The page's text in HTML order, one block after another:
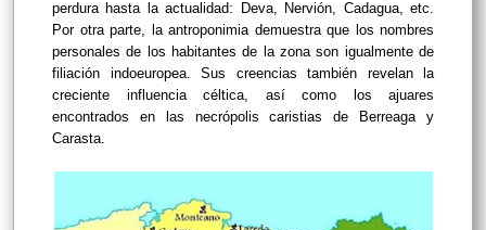
perdura hasta la actualidad: Deva, Nervión, Cadagua, etc.
Por otra parte, la antroponimia demuestra que los nombres
personales de los habitantes de la zona son igualmente de
filiación indoeuropea. Sus creencias también revelan la
creciente influencia céltica, así como los ajuares
encontrados en las necrópolis caristias de Berreaga y
Carasta.